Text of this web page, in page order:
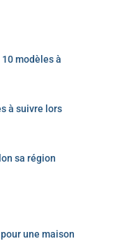
modèles à
à suivre lors
sa région
une maison